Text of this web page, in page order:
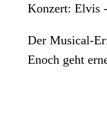
Konzert: Elvis
Der Musical-
Enoch geht